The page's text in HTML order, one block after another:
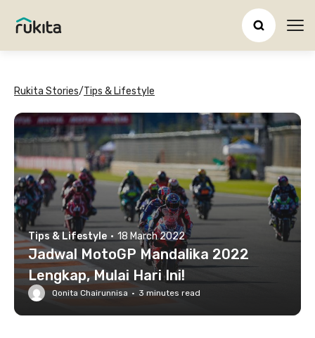
Rukita Stories/Tips & Lifestyle
Tips & Lifestyle · 18 March 2022
Jadwal MotoGP Mandalika 2022
Lengkap, Mulai Hari Ini!
Qonita Chairunnisa · 3 minutes read